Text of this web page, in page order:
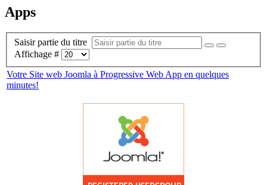
Apps
Saisir partie du titre
Affichage #
Votre Site web Joomla à Progressive Web App en quelques
minutes!